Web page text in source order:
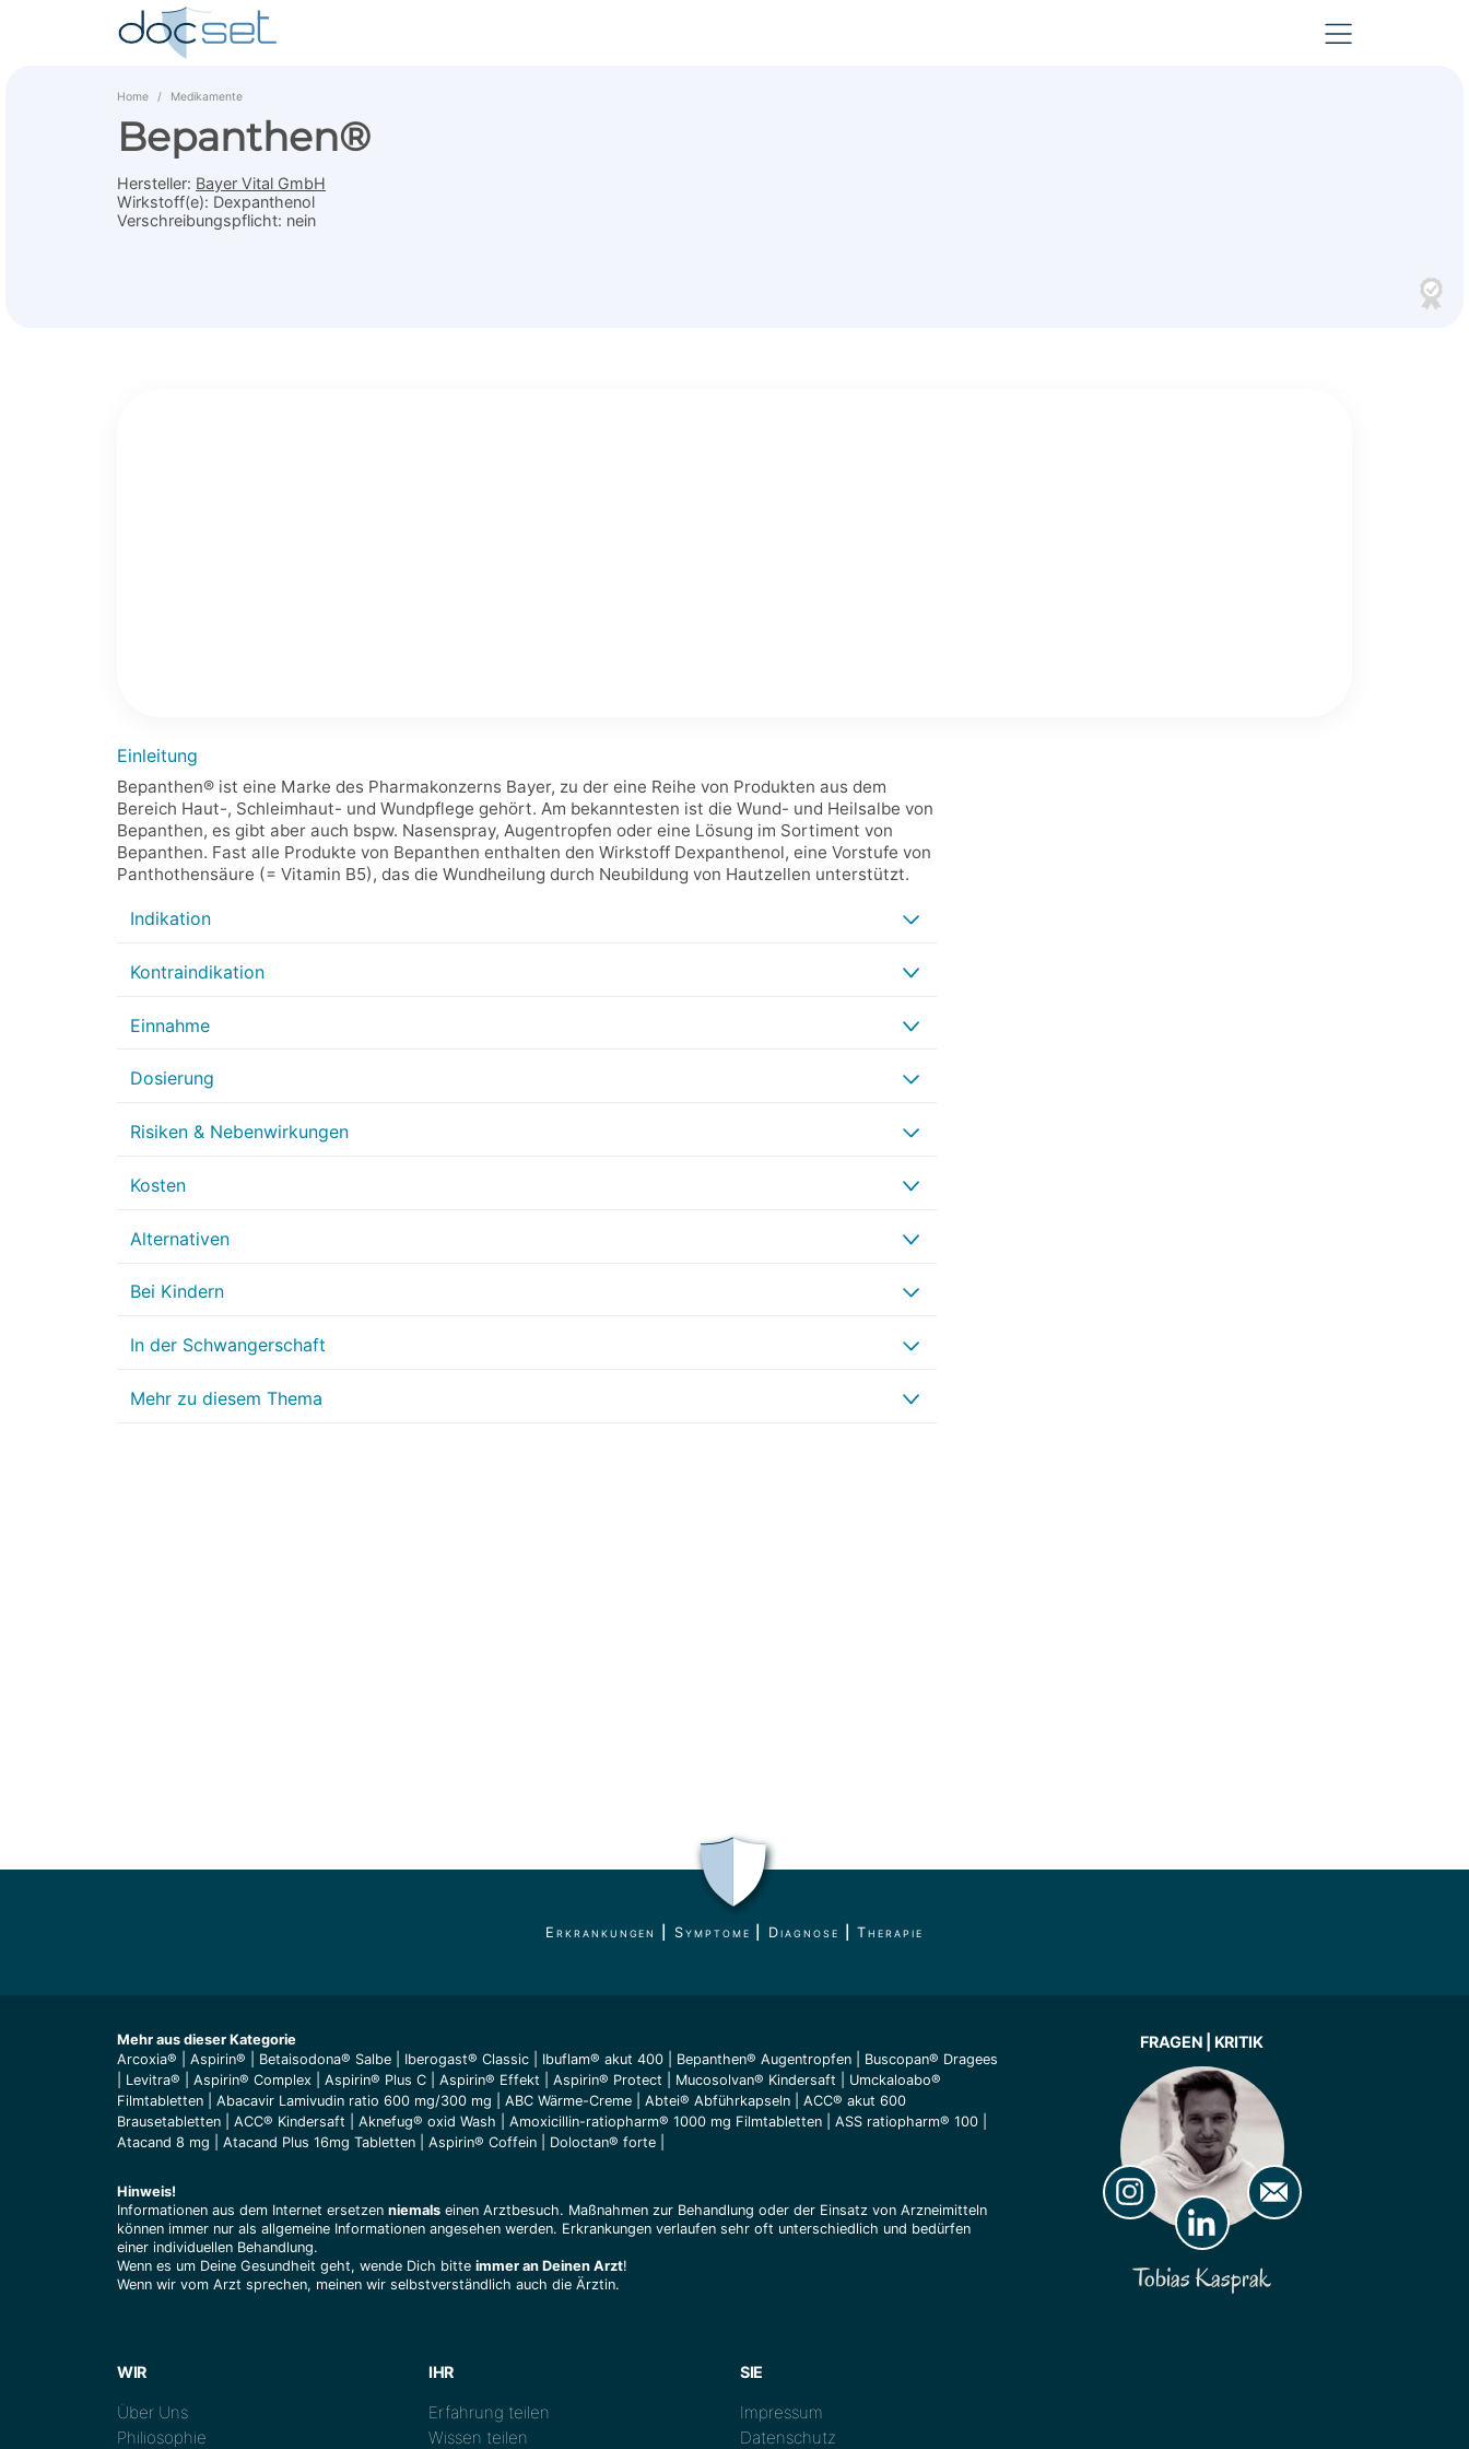
Home Medikamente
Bepanthen®
Hersteller: Bayer Vital GmbH
Wirkstoff(e): Dexpanthenol
Verschreibungspflicht: nein
Einleitung
Bepanthen® ist eine Marke des Pharmakonzerns Bayer, zu der eine Reihe von Produkten aus dem
Bereich Haut-, Schleimhaut- und Wundpflege gehört. Am bekanntesten ist die Wund- und Heilsalbe von
Bepanthen, es gibt aber auch bspw. Nasenspray, Augentropfen oder eine Lösung im Sortiment von
Bepanthen. Fast alle Produkte von Bepanthen enthalten den Wirkstoff Dexpanthenol, eine Vorstufe von
Panthothensäure (= Vitamin B5), das die Wundheilung durch Neubildung von Hautzellen unterstützt.
Indikation
Kontraindikation
Einnahme
Dosierung
Risiken & Nebenwirkungen
Kosten
Alternativen
Bei Kindern
In der Schwangerschaft
Mehr zu diesem Thema
Erkrankungen Symptome Diagnose |Therapie
Mehr aus dieser Kategorie
Arcoxia®
Aspirin® Betaisodona® Salbe Iberogast® Classic Ibuflam® akut 400 Bepanthen® Augentropfen
Buscopan® Dragees
Levitra® Aspirin® Complex Aspirin® Plus C Aspirin® Effekt Aspirin® Protect Mucosolvan® Kindersaft
Umckaloabo®
Filmtabletten
Abacavir Lamivudin ratio 600 mg/300 mg ABC Wärme-Creme Abtei® Abführkapseln
ACC® akut 600
Brausetabletten
ACC® Kindersaft Aknefug® oxid Wash Amoxicillin-ratiopharm® 1000 mg Filmtabletten ASS ratiopharm® 100
Atacand 8 mg
Atacand Plus 16mg Tabletten Aspirin® Coffein Doloctan® forte
Hinweis!
Informationen aus dem Internet ersetzen niemals einen Arztbesuch. Maßnahmen zur Behandlung oder der Einsatz von Arzneimitteln
können immer nur als allgemeine Informationen angesehen werden. Erkrankungen verlaufen sehr oft unterschiedlich und bedürfen
einer individuellen Behandlung.
Wenn es um Deine Gesundheit geht, wende Dich bitte immer an Deinen Arzt!
Wenn wir vom Arzt sprechen, meinen wir selbstverständlich auch die Ärztin.
WIR
Über Uns
Philiosophie
IHR
Erfahrung teilen
Wissen teilen
SIE
Impressum
Datenschutz
FRAGEN | KRITIK
Tobias Kasprak